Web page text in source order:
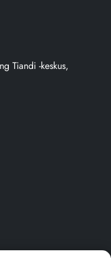
Tiandi -keskus,